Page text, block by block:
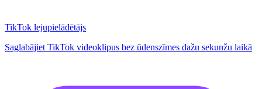
TikTok lejupielādētājs
Saglabājiet TikTok videoklipus bez ūdenszīmes dažu sekunžu laikā